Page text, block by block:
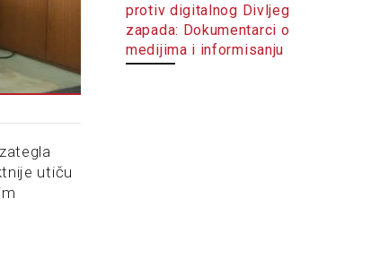
utiču
protiv digitalnog Divljeg
zapada: Dokumentarci o
medijima i informisanju